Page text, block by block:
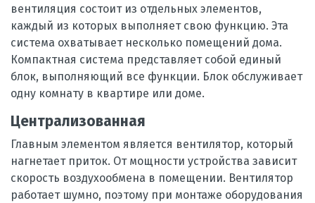
вентиляция состоит из отдельных элементов,
каждый из которых выполняет свою функцию. Эта
система охватывает несколько помещений дома.
Компактная система представляет собой единый
блок, выполняющий все функции. Блок обслуживает
одну комнату в квартире или доме.
Централизованная
Главным элементом является вентилятор, который
нагнетает приток. От мощности устройства зависит
скорость воздухообмена в помещении. Вентилятор
работает шумно, поэтому при монтаже оборудования